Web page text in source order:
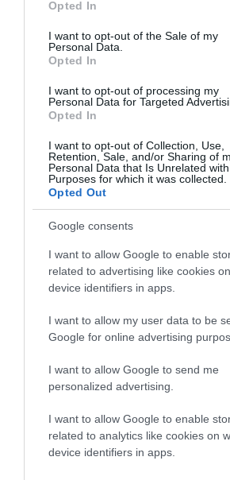
use your data for below specified
consent section.
Opted In
I want to opt-out of the Sale of my
Personal Data.
Opted In
I want to opt-out of processing my
Personal Data for Targeted
Opted In
I want to opt-out of Collection, Use,
Retention, Sale, and/or Sharing of
Personal Data that Is Unrelated
Purposes for which it was collected.
Opted Out
Google consents
I want to allow Google to enable
related to advertising like cookies
device identifiers in apps.
I want to allow my user data to be
Google for online advertising
I want to allow Google to send me
personalized advertising.
I want to allow Google to enable
related to analytics like cookies on
device identifiers in apps.
Προσθήκη ως
Ειδήσεις σήμερα
Οι Queens Of The Stone
δημιούργησαν
παραπόνων για τους
Ανοίγει τη Δευτέρα η
στην Καλλιθέα –
απέναντι σε πλημμυρικά
(βίντεο)
Υπογράφηκε η σύμβαση
αεροναυτιλίας στο νέο
τεθεί σε λειτουργία τον
2028
Χατζηδάκης: “Άκυρες από
εγκύκλιοι που δεν